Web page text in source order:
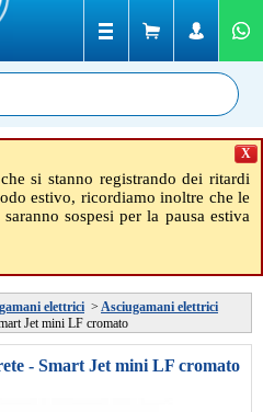
si stanno registrando dei ritardi
estivo, ricordiamo inoltre che le
sospesi per la pausa estiva
X
elettrici > Asciugamani elettrici
Jet mini LF cromato
- Smart Jet mini LF cromato